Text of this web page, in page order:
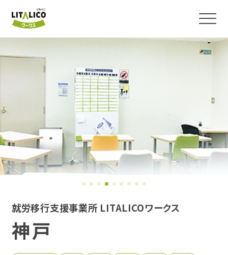
よくわかる！就労移行支援
サービス紹介
障害のある方の就職事例
事業所を探す
お役立ちコラム・イベント
お役立ち仕事コラム
就労移行支援事業所 LITALICOワークス
神戸